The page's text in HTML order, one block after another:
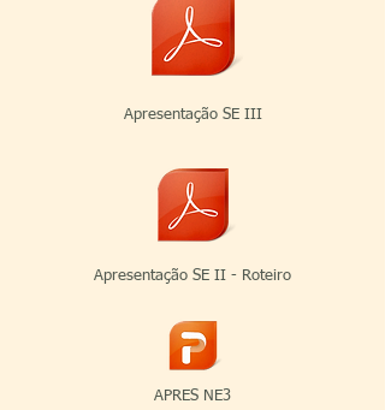
Apresentação SE III
Apresentação SE II - Roteiro
APRES NE3